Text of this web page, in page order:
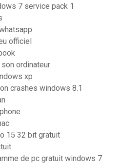
7 service pack 1
officiel
ordinateur
xp
crashes windows 8.1
15 32 bit gratuit
de pc gratuit windows 7